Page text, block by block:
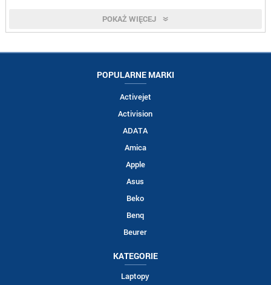
POKAŻ WIĘCEJ
POPULARNE MARKI
Activejet
Activision
ADATA
Amica
Apple
Asus
Beko
Benq
Beurer
KATEGORIE
Laptopy